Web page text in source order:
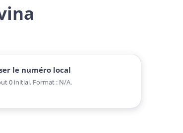
le numéro local
0 initial. Format : N/A.